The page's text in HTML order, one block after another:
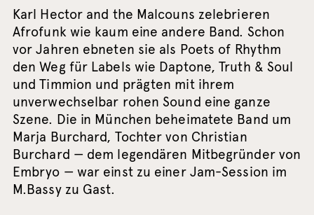
Karl Hector and the Malcouns zelebrieren
Afrofunk wie kaum eine andere Band. Schon
vor Jahren ebneten sie als Poets of Rhythm
den Weg für Labels wie Daptone, Truth & Soul
und Timmion und prägten mit ihrem
unverwechselbar rohen Sound eine ganze
Szene. Die in München beheimatete Band um
Marja Burchard, Tochter von Christian
Burchard — dem legendären Mitbegründer von
Embryo — war einst zu einer Jam-Session im
M.Bassy zu Gast.